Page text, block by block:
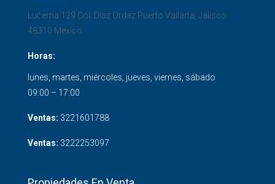
Lucerna 129 Col. Diaz Ordaz Puerto Vallarta, Jalisco
48310 Mexico
Horas:
lunes, martes, miércoles, jueves, viernes, sábado
09:00 – 17:00
Ventas: 3221601788
Ventas: 3222253097